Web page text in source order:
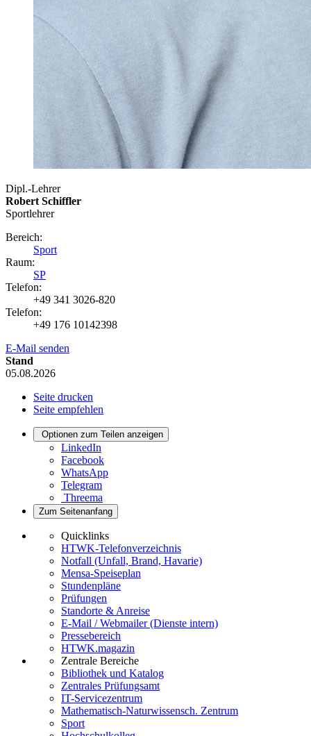
Dipl.-Lehrer
Robert Schiffler
Sportlehrer
Bereich:
Sport
Raum:
SP
Telefon:
+49 341 3026-820
Telefon:
+49 176 10142398
E-Mail senden
Stand
05.08.2026
Seite drucken
Seite empfehlen
Optionen zum Teilen anzeigen
LinkedIn
Facebook
WhatsApp
Telegram
Threema
Zum Seitenanfang
Quicklinks
HTWK-Telefonverzeichnis
Notfall (Unfall, Brand, Havarie)
Mensa-Speiseplan
Stundenpläne
Prüfungen
Standorte & Anreise
E-Mail / Webmailer (Dienste intern)
Pressebereich
HTWK.magazin
Zentrale Bereiche
Bibliothek und Katalog
Zentrales Prüfungsamt
IT-Servicezentrum
Mathematisch-Naturwissensch. Zentrum
Sport